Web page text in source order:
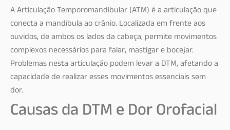
A Articulação Temporomandibular (ATM) é a articulação que
conecta a mandíbula ao crânio. Localizada em frente aos
ouvidos, de ambos os lados da cabeça, permite movimentos
complexos necessários para falar, mastigar e bocejar.
Problemas nesta articulação podem levar a DTM, afetando a
capacidade de realizar esses movimentos essenciais sem
dor.
Causas da DTM e Dor Orofacial